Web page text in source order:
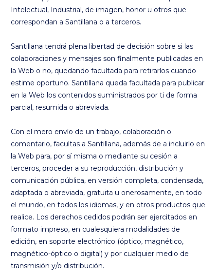
Intelectual, Industrial, de imagen, honor u otros que
correspondan a Santillana o a terceros.
Santillana tendrá plena libertad de decisión sobre si las
colaboraciones y mensajes son finalmente publicadas en
la Web o no, quedando facultada para retirarlos cuando
estime oportuno. Santillana queda facultada para publicar
en la Web los contenidos suministrados por ti de forma
parcial, resumida o abreviada.
Con el mero envío de un trabajo, colaboración o
comentario, facultas a Santillana, además de a incluirlo en
la Web para, por sí misma o mediante su cesión a
terceros, proceder a su reproducción, distribución y
comunicación pública, en versión completa, condensada,
adaptada o abreviada, gratuita u onerosamente, en todo
el mundo, en todos los idiomas, y en otros productos que
realice. Los derechos cedidos podrán ser ejercitados en
formato impreso, en cualesquiera modalidades de
edición, en soporte electrónico (óptico, magnético,
magnético-óptico o digital) y por cualquier medio de
transmisión y/o distribución.